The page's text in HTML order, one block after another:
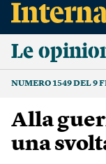
Le
NUMERO 1549 DEL 9
Alla
una